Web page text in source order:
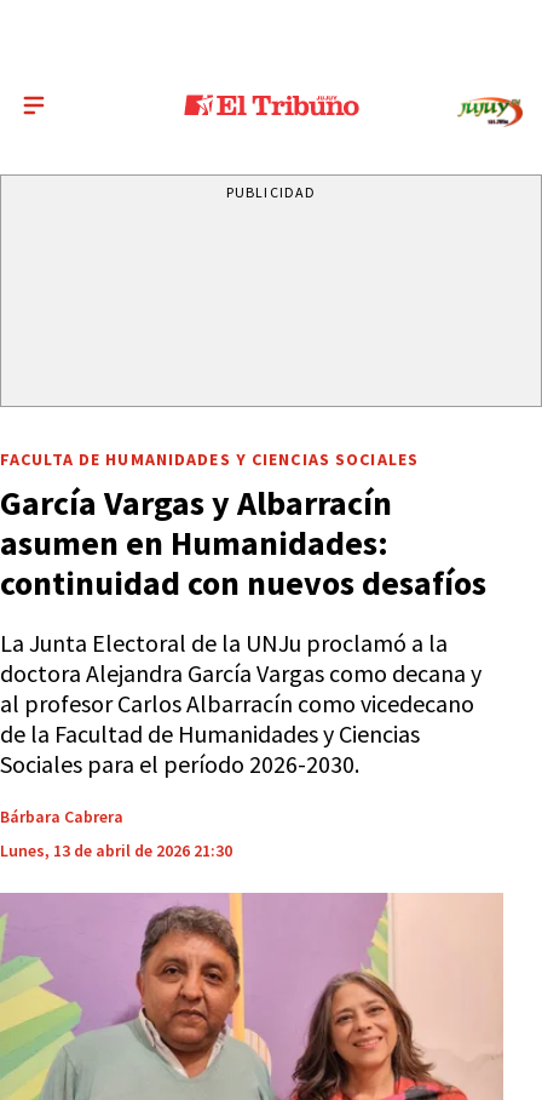
PUBLICIDAD
FACULTA DE HUMANIDADES Y CIENCIAS SOCIALES
García Vargas y Albarracín
asumen en Humanidades:
continuidad con nuevos desafíos
La Junta Electoral de la UNJu proclamó a la
doctora Alejandra García Vargas como decana y
al profesor Carlos Albarracín como vicedecano
de la Facultad de Humanidades y Ciencias
Sociales para el período 2026-2030.
Bárbara Cabrera
Lunes, 13 de abril de 2026 21:30